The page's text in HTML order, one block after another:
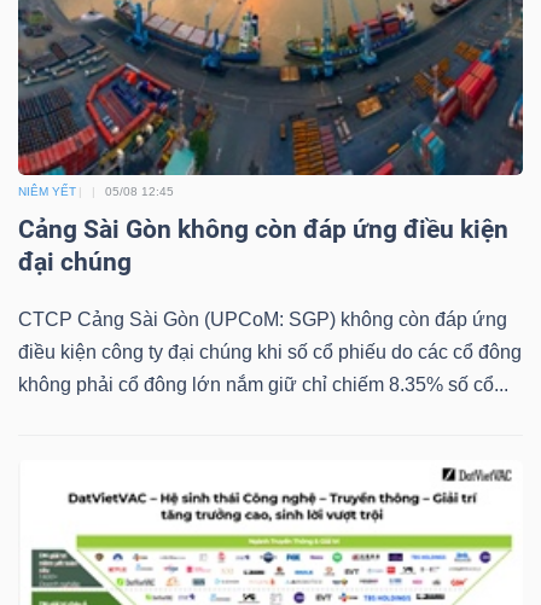
NIÊM YẾT 05/08 12:45
Cảng Sài Gòn không còn đáp ứng điều kiện
đại chúng
CTCP Cảng Sài Gòn (UPCoM: SGP) không còn đáp ứng
điều kiện công ty đại chúng khi số cổ phiếu do các cổ đông
không phải cổ đông lớn nắm giữ chỉ chiếm 8.35% số cổ...
chính
Dữ
tài
chính